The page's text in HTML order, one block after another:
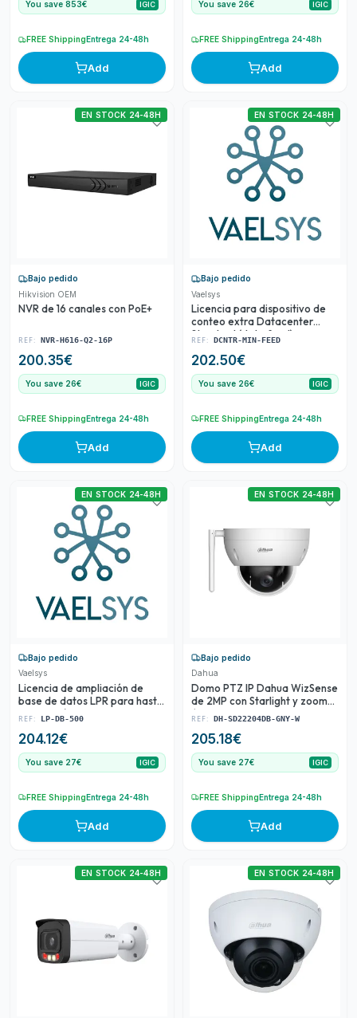
You save 853€ IGIC
FREE Shipping Entrega 24-48h
Add
You save 26€ IGIC
FREE Shipping Entrega 24-48h
Add
Bajo pedido
Hikvision OEM
NVR de 16 canales con PoE+
REF: NVR-H616-Q2-16P
200.35€
EN STOCK 24-48H
You save 26€ IGIC
FREE ShippingEntrega 24-48h
Add
Bajo pedido
Vaelsys
Licencia para dispositivo de
conteo extra Datacenter
Standard (data feed)
REF: DCNTR-MIN-FEED
202.50€
EN STOCK 24-48H
You save 26€ IGIC
FREE ShippingEntrega 24-48h
Add
Bajo pedido
Vaelsys
Licencia de ampliación de
base de datos LPR para hasta
500 matrículas
REF: LP-DB-500
204.12€
EN STOCK 24-48H
You save 27€ IGIC
FREE ShippingEntrega 24-48h
Add
Bajo pedido
Dahua
Domo PTZ IP Dahua WizSense
de 2MP con Starlight y zoom
óptico 4x
REF: DH-SD22204DB-GNY-W
205.18€
EN STOCK 24-48H
You save 27€ IGIC
FREE ShippingEntrega 24-48h
Add
EN STOCK 24-48H EN STOCK 24-48H